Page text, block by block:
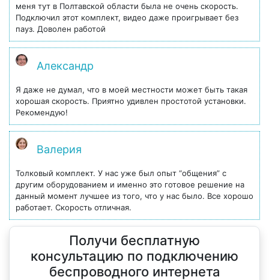
меня тут в Полтавской области была не очень скорость.
Подключил этот комплект, видео даже проигрывает без
пауз. Доволен работой
Александр
Я даже не думал, что в моей местности может быть такая
хорошая скорость. Приятно удивлен простотой установки.
Рекомендую!
Валерия
Толковый комплект. У нас уже был опыт “общения” с
другим оборудованием и именно это готовое решение на
данный момент лучшее из того, что у нас было. Все хорошо
работает. Скорость отличная.
Получи бесплатную
консультацию по подключению
беспроводного интернета